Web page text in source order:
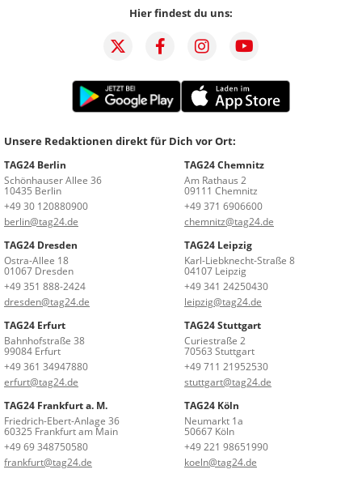
Hier findest du uns:
Unsere Redaktionen direkt für Dich vor Ort:
TAG24 Berlin
Schönhauser Allee 36
10435 Berlin
+49 30 120880900
berlin@tag24.de
TAG24 Chemnitz
Am Rathaus 2
09111 Chemnitz
+49 371 6906600
chemnitz@tag24.de
TAG24 Dresden
Ostra-Allee 18
01067 Dresden
+49 351 888-2424
dresden@tag24.de
TAG24 Leipzig
Karl-Liebknecht-Straße 8
04107 Leipzig
+49 341 24250430
leipzig@tag24.de
TAG24 Erfurt
Bahnhofstraße 38
99084 Erfurt
+49 361 34947880
erfurt@tag24.de
TAG24 Stuttgart
Curiestraße 2
70563 Stuttgart
+49 711 21952530
stuttgart@tag24.de
TAG24 Frankfurt a. M.
Friedrich-Ebert-Anlage 36
60325 Frankfurt am Main
+49 69 348750580
frankfurt@tag24.de
TAG24 Köln
Neumarkt 1a
50667 Köln
+49 221 98651990
koeln@tag24.de